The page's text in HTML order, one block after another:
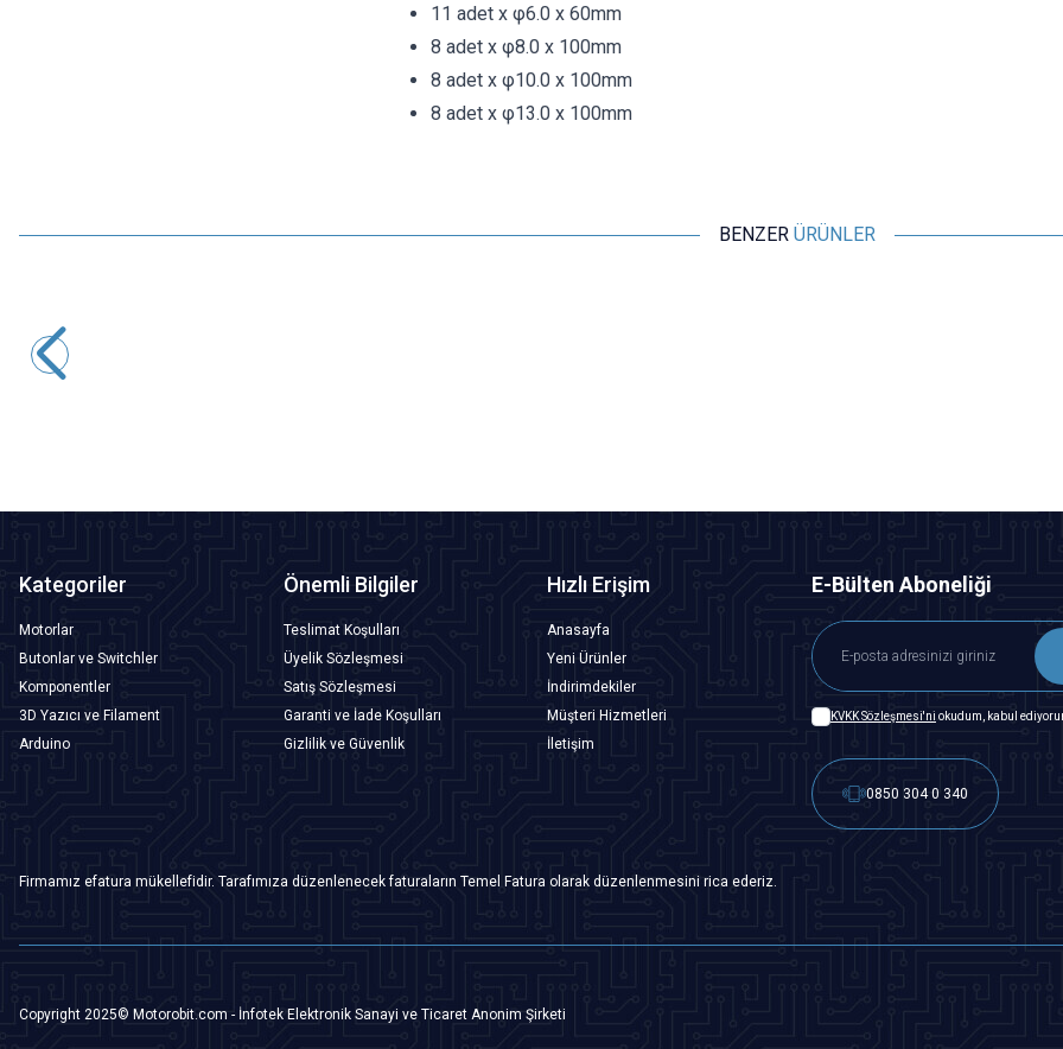
11 adet x φ6.0 x 60mm
8 adet x φ8.0 x 100mm
8 adet x φ10.0 x 100mm
8 adet x φ13.0 x 100mm
BENZER ÜRÜNLER
Kategoriler
Motorlar
Butonlar ve Switchler
Komponentler
3D Yazıcı ve Filament
Arduino
Önemli Bilgiler
Teslimat Koşulları
Üyelik Sözleşmesi
Satış Sözleşmesi
Garanti ve İade Koşulları
Gizlilik ve Güvenlik
Hızlı Erişim
Anasayfa
Yeni Ürünler
İndirimdekiler
Müşteri Hizmetleri
İletişim
E-Bülten Aboneliği
KVKK Sözleşmesi'ni okudum, kabul
0850 304 0 340
Firmamız efatura mükellefidir. Tarafımıza düzenlenecek faturaların Temel Fatura olarak düzenlenmesini rica ederiz.
Copyright 2025© Motorobit.com - İnfotek Elektronik Sanayi ve Ticaret Anonim Şirketi